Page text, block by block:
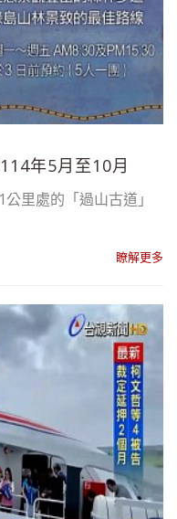
年5月至10月
里處的「過山古道」